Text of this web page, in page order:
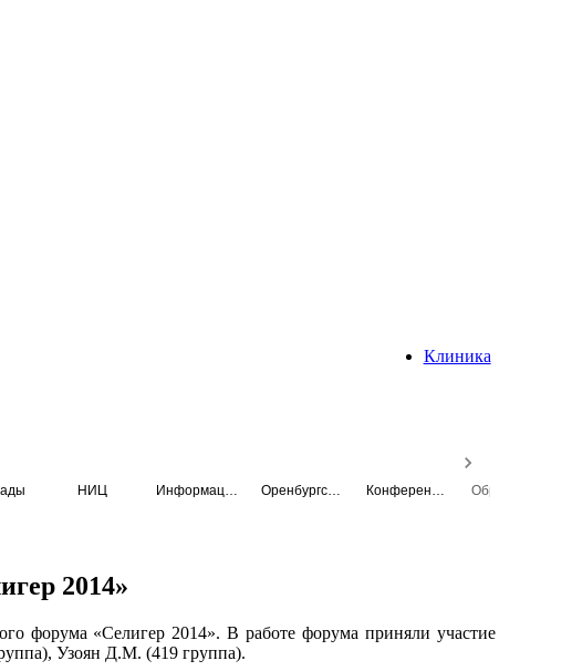
Клиника
НИЦ
2014»
форума «Селигер 2014». В работе форума приняли участие
Узоян Д.М. (419 группа).